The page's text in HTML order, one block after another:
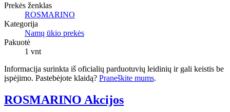
Prekės ženklas
ROSMARINO
Kategorija
Namų ūkio prekės
Pakuotė
1 vnt
Informacija surinkta iš oficialių parduotuvių leidinių ir gali keistis be
įspėjimo. Pastebėjote klaidą? Praneškite mums.
ROSMARINO Akcijos